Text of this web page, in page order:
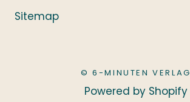
Sitemap
© 6-MINUTEN VERLAG
Powered by Shopify